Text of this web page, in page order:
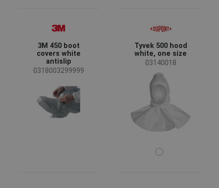
3M 450 boot
covers white
antislip
0318003299999
Tyvek 500 hood
white, one size
03140018